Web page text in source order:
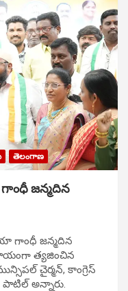
తెలంగాణ
జ‌న్మ‌దిన
గాంధీ జ‌న్మ‌దిన
త్య‌జించిన
చైర్మ‌న్, కాంగ్రెస్
అన్నారు.